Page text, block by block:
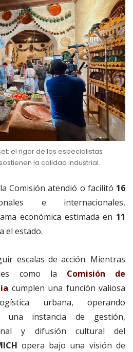
el rigor de los especialistas
la calidad industrial.
Comisión atendió o facilitó 16
e internacionales,
económica estimada en 11
el estado.
escalas de acción. Mientras
como la Comisión de
cumplen una función valiosa
urbana, operando
una instancia de gestión,
y difusión cultural del
opera bajo una visión de